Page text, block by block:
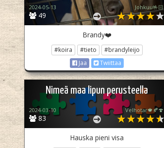
49
2024-05-13 Johkuu🤟🏻
Brandy❤️
#koira #tieto
#brandyleijo
Jaa
Twiittaa
Nimeä maa lipun perusteella
83
2024-03-10 Velhotar🍁🍂🍄
Hauska pieni visa